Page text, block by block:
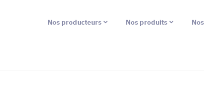
Nos producteurs Nos produits